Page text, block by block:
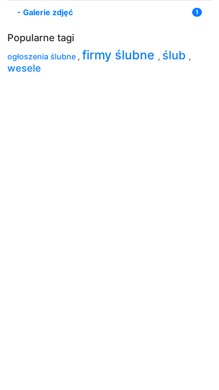
- Galerie zdjęć 1
Popularne tagi
ogłoszenia ślubne , firmy ślubne , ślub ,
wesele